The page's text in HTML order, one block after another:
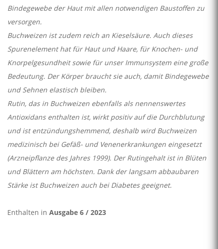
Bindegewebe der Haut mit allen notwendigen Baustoffen zu
versorgen.
Buchweizen ist zudem reich an Kieselsäure. Auch dieses
Spurenelement hat für Haut und Haare, für Knochen- und
Knorpelgesundheit sowie für unser Immunsystem eine große
Bedeutung. Der Körper braucht sie auch, damit Bindegewebe
und Sehnen elastisch bleiben.
Rutin, das in Buchweizen ebenfalls als nennenswertes
Antioxidans enthalten ist, wirkt positiv auf die Durchblutung
und ist entzündungshemmend, deshalb wird Buchweizen
medizinisch bei Gefäß- und Venenerkrankungen eingesetzt
(Arzneipflanze des Jahres 1999). Der Rutingehalt ist in Blüten
und Blättern am höchsten. Dank der langsam abbaubaren
Stärke ist Buchweizen auch bei Diabetes geeignet.
Enthalten in Ausgabe 6 / 2023